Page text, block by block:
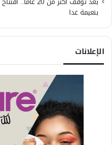
بنعيمة غدا
الإعلانات